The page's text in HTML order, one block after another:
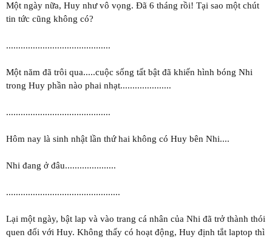
Một ngày nữa, Huy như vô vọng. Đã 6 tháng rồi! Tại sao một chút
tin tức cũng không có?
...........................................
Một năm đã trôi qua.....cuộc sống tất bật đã khiến hình bóng Nhi
trong Huy phần nào phai nhạt.....................
...........................................
Hôm nay là sinh nhật lần thứ hai không có Huy bên Nhi....
Nhi đang ở đâu.....................
...............................................
Lại một ngày, bật lap và vào trang cá nhân của Nhi đã trở thành thói
quen đối với Huy. Không thấy có hoạt động, Huy định tắt laptop thì